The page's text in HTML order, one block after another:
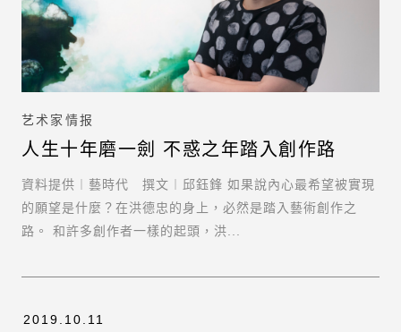
艺术家情报
人生十年磨一劍 不惑之年踏入創作路
資料提供︱藝時代 撰文︱邱鈺鋒 如果說內心最希望被實現
的願望是什麼？在洪德忠的身上，必然是踏入藝術創作之
路。 和許多創作者一樣的起頭，洪...
2019.10.11